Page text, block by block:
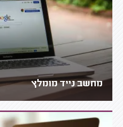
מחשב נייד מומלץ